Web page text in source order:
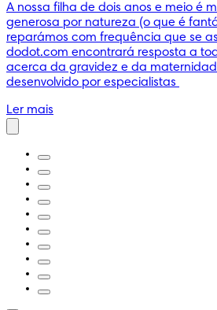
A nossa filha de dois anos e meio é
generosa por natureza (o que é
reparámos com frequência que se
dodot.com encontrará resposta a
acerca da gravidez e da
desenvolvido por especialistas
Ler mais